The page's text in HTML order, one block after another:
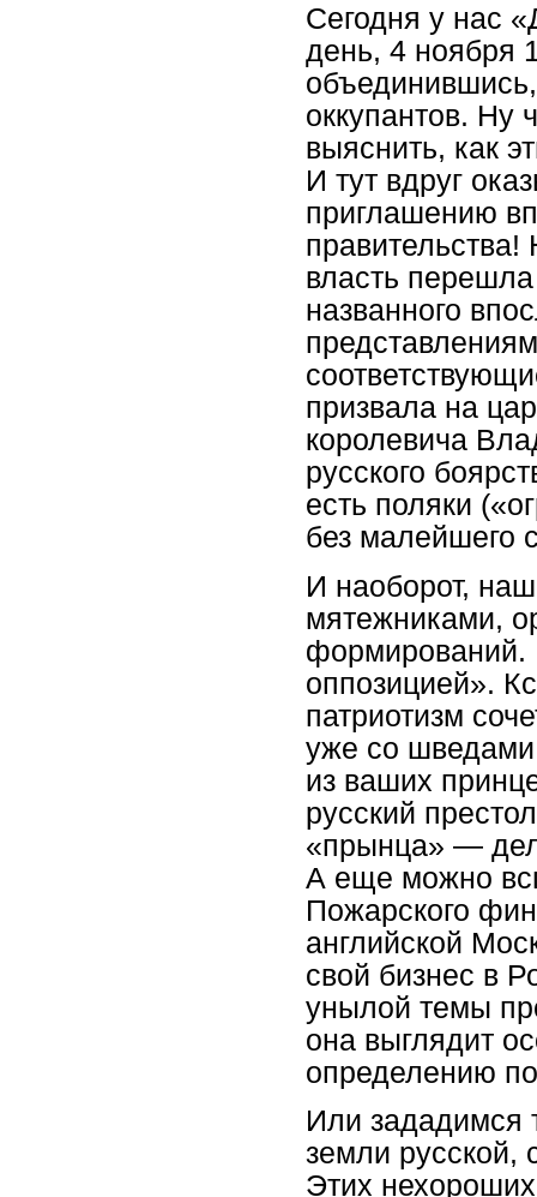
Сегодня у нас
день, 4 ноября
оккупантов. Ну
выяснить, как
И тут вдруг
приглашению
власть
названного
призвала на
королевича
русского
есть поляки
без малейшего
И наоборот,
мятежниками,
формирований.
оппозицией».
патриотизм
уже со
из ваших
русский
«прынца» —
А еще можно
Пожарского
английской
свой бизнес в
унылой темы
она выглядит
определению
Или зададимся
земли
Этих